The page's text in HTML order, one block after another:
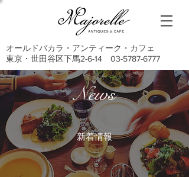
オールドバカラ・アンティーク・カフェ
東京・世田谷区下馬2-6-14 03-5787-6777
News
新着情報